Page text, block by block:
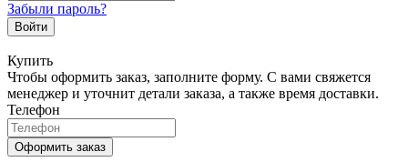
Забыли пароль?
Войти
Купить
Чтобы оформить заказ, заполните форму. С вами свяжется
менеджер и уточнит детали заказа, а также время доставки.
Телефон
Оформить заказ